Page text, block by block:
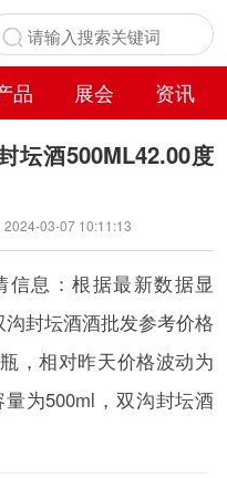
品 展会
资讯
坛酒500ML42.00度
2024-03-07 10:11:13
息：根据最新数据显
封坛酒酒批发参考价格
，相对昨天价格波动为
为500ml，双沟封坛酒